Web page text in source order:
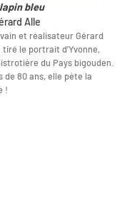
bleu
Alle
et réalisateur Gérard
tiré le portrait d’Yvonne,
du Pays bigouden.
de 80 ans, elle pète la
!